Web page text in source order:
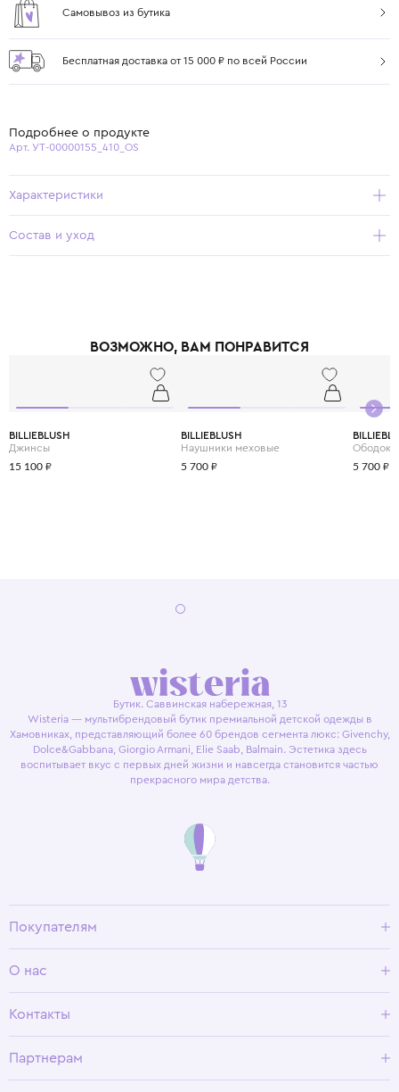
Самовывоз из бутика
Бесплатная доставка от 15 000 ₽ по всей России
Подробнее о продукте
Арт. УТ-00000155_410_OS
Характеристики
Состав и уход
ВОЗМОЖНО, ВАМ ПОНРАВИТСЯ
BILLIEBLUSH
Джинсы
15 100 ₽
BILLIEBLUSH
Наушники меховые
5 700 ₽
Ободок
5 700 ₽
Бутик. Саввинская набережная, 13
Wisteria — мультибрендовый бутик премиальной детской одежды в
Хамовниках, представляющий более 60 брендов сегмента люкс: Givenchy,
Dolce&Gabbana, Giorgio Armani, Elie Saab, Balmain. Эстетика здесь
воспитывает вкус с первых дней жизни и навсегда становится частью
прекрасного мира детства.
Покупателям
Условия возврата
О нас
Программа лояльности
Контакты
Партнерам